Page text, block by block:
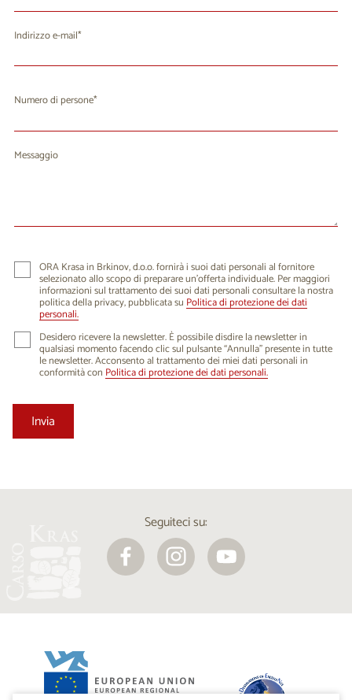
Indirizzo e-mail
Numero di persone
Messaggio
ORA Krasa in Brkinov, d.o.o. fornirà i suoi dati personali al fornitore
selezionato allo scopo di preparare un'offerta individuale. Per maggiori
informazioni sul trattamento dei suoi dati personali consultare la nostra
politica della privacy, pubblicata su Politica di protezione dei dati
personali.
Desidero ricevere la newsletter. È possibile disdire la newsletter in
qualsiasi momento facendo clic sul pulsante “Annulla” presente in tutte
le newsletter. Acconsento al trattamento dei miei dati personali in
conformità con Politica di protezione dei dati personali.
Seguiteci su: